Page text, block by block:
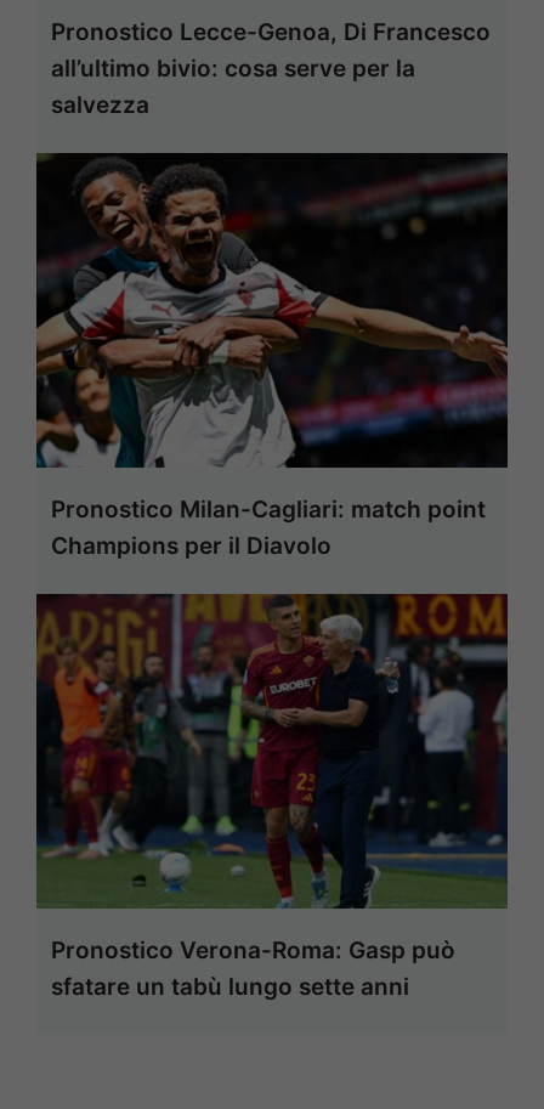
Pronostico Lecce-Genoa, Di Francesco
all’ultimo bivio: cosa serve per la
salvezza
Pronostico Milan-Cagliari: match point
Champions per il Diavolo
Pronostico Verona-Roma: Gasp può
sfatare un tabù lungo sette anni